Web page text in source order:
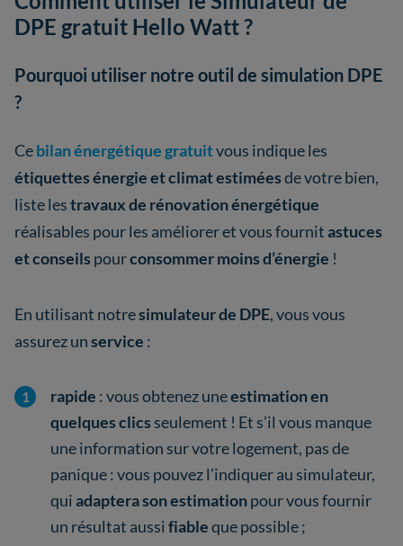
DPE gratuit Hello Watt ?
Pourquoi utiliser notre outil de simulation DPE
?
Cebilan énergétique gratuitvous indique les
étiquettes énergieet climatestiméesde votre bien,
liste lestravaux de rénovation énergétique
réalisables pour les améliorer et vous fournitastuces
et conseils pourconsommer moins d’énergie !
En utilisant notresimulateur de DPE, vous vous
assurez unservice :
rapide : vous obtenez uneestimation en
quelques clics seulement ! Et s’il vous manque
une information sur votre logement, pas de
panique : vous pouvez l’indiquer au simulateur,
quiadaptera son estimationpour vous fournir
un résultat aussifiableque possible ;